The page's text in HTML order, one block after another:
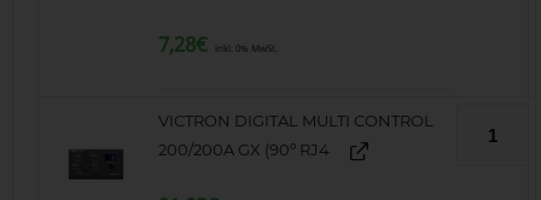
7,28€ inkl. 0% MwSt.
VICTRON DIGITAL MULTI CONTROL
200/200A GX (90º RJ4